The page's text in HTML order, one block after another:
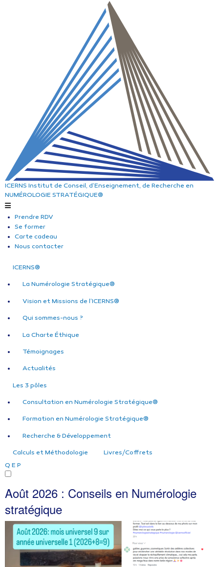
ICERNS Institut de Conseil, d’Enseignement, de Recherche en
NUMÉROLOGIE STRATÉGIQUE®
Prendre RDV
Se former
Carte cadeau
Nous contacter
ICERNS®
La Numérologie Stratégique®
Vision et Missions de l’ICERNS®
Qui sommes-nous ?
La Charte Éthique
Témoignages
Actualités
Les 3 pôles
Consultation en Numérologie Stratégique®
Formation en Numérologie Stratégique®
Recherche & Développement
Calculs et Méthodologie
Livres/Coffrets
Q E P
Août 2026 : Conseils en Numérologie
stratégique